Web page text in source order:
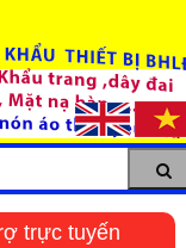
trực tuyến